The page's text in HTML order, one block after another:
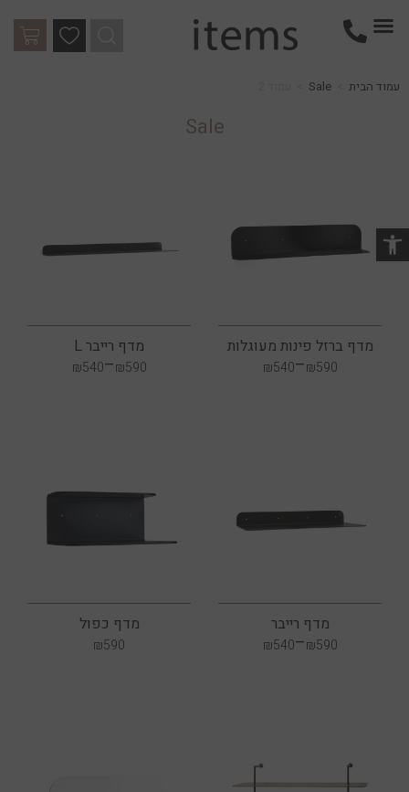
עמוד הבית Sale
Sale
מדף ברזל פינות מעוגלות
₪540–₪590
מדף רייבר L
₪540–₪590
מדף רייבר
₪540–₪590
מדף כפול
₪590